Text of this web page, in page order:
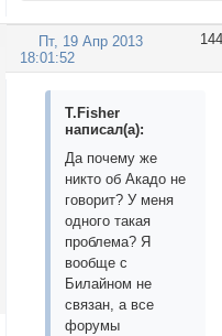
144
Пт, 19 Апр 2013
18:01:52
T.Fisher
написал(а):
Да почему же
никто об Акадо не
говорит? У меня
одного такая
проблема? Я
вообще с
Билайном не
связан, а все
форумы